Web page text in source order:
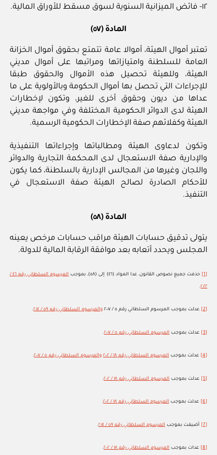
١٢- فائض الميزانية السنوية لسوق مسقط للأوراق المالية.
المادة (٥٧)
تعتبر أموال الهيئة، أموالا عامة تتمتع بحقوق أموال الخزانة
العامة للسلطنة وامتيازاتها ومراتبها على أموال مديني
الهيئة، وللهيئة تحصيل هذه الأموال والحقوق طبقا
للإجراءات التي تحصل بها أموال الحكومة وبالأولوية على ما
عداها من ديون وحقوق أخرى للغير، وتكون لإخطارات
الهيئة لدى الدوائر الحكومية المختلفة وفي مواجهة مديني
الهيئة وكفلائهم صفة الإخطارات الحكومية الرسمية.
وتكون لدعاوى الهيئة ومطالباتها وإجراءاتها التنفيذية
والإدارية صفة الاستعجال لدى المحكمة التجارية والدوائر
واللجان وغيرها من المجالس الإدارية بالسلطنة، كما يكون
للأحكام الصادرة لصالح الهيئة صفة الاستعجال في
التنفيذ.
المادة (٥٨)
يتولى تدقيق حسابات الهيئة مراقب حسابات مرخص يعينه
المجلس ويحدد أتعابه بعد موافقة الرقابة المالية للدولة.
[1] حذفت جميع نصوص القانون، عدا المواد (٤٦) إلى (٥٨)، بموجب المرسوم السلطاني رقم ٤٦ /
٢٠٢٢.
[2] عدلت بموجب المرسوم السلطاني رقم ٥ / ٢٠٠٧ والمرسوم السلطاني رقم ٥٩ / ٢٠١٤ .
[3] عدلت بموجب المرسوم السلطاني رقم ٥ / ٢٠٠٧ .
[4] عدلت بموجب المرسوم السلطاني رقم ١٨ / ٢٠٠٢ والمرسوم السلطاني رقم ٥ / ٢٠٠٧ .
[5] عدلت بموجب المرسوم السلطاني رقم ١٨ / ٢٠٠٢ .
[6] عدلت بموجب المرسوم السلطاني رقم ١٨ / ٢٠٠٢ .
[7] أضيفت بموجب المرسوم السلطاني رقم ٥٩ / ٢٠١٤ .
[8] عدات بموجب المرسوم السلطاني رقم ١٨ / ٢٠٠٢ .